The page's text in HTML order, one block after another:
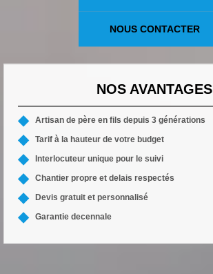
NOUS CONTACTER
NOS AVANTAGES
Artisan de père en fils depuis 3 générations
Tarif à la hauteur de votre budget
Interlocuteur unique pour le suivi
Chantier propre et delais respectés
Devis gratuit et personnalisé
Garantie decennale